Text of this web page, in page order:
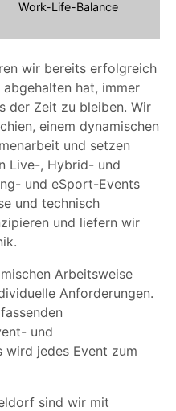
wir bereits erfolgreich
hat, immer
der Zeit zu bleiben. Wir
einem dynamischen
und setzen
Live-, Hybrid- und
und eSport-Events
und technisch
und liefern wir
Arbeitsweise
Anforderungen.
und
wird jedes Event zum
sind wir mit
Work-Life-Balance